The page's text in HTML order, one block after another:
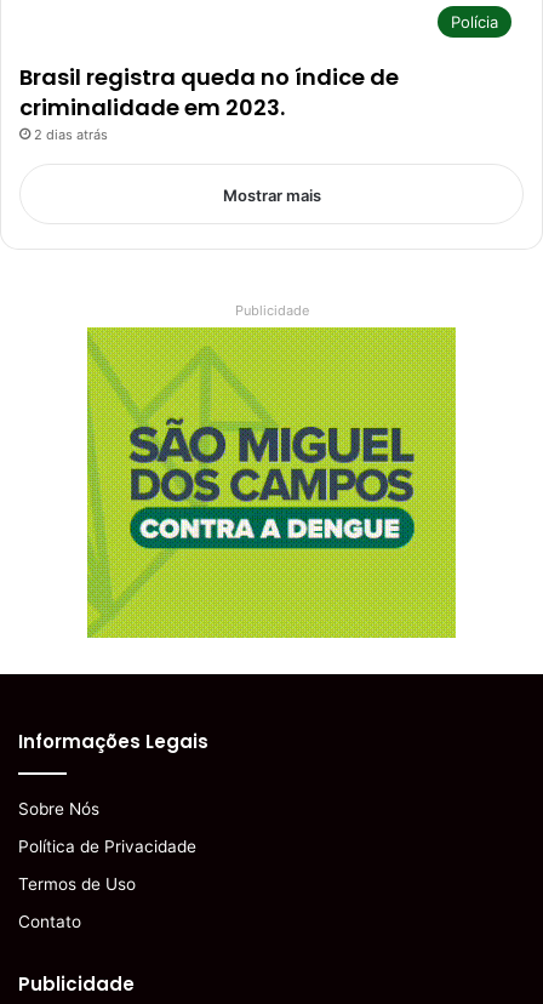
Polícia
Brasil registra queda no índice de
criminalidade em 2023.
2 dias atrás
Mostrar mais
Publicidade
Informações Legais
Sobre Nós
Política de Privacidade
Termos de Uso
Contato
Publicidade